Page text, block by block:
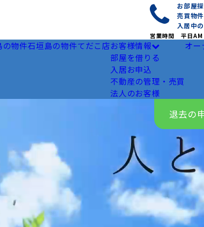
お部屋
売買物
入居中
営業時間 平日
の物件石垣島の物件てだこ店お客様情報
部屋を借りる
入居お申込
不動産の管理・売買
法人のお客様
オー
退去の